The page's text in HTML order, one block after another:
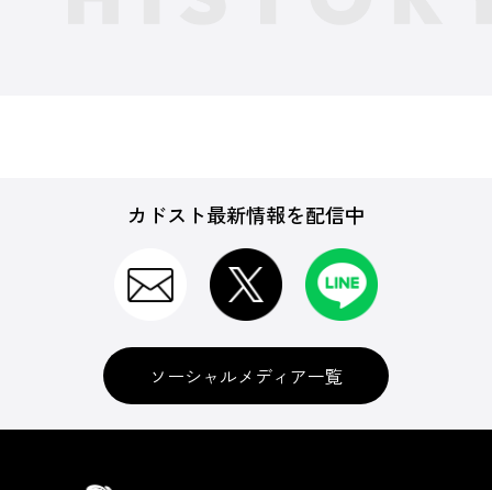
カドスト最新情報を配信中
ソーシャルメディア一覧